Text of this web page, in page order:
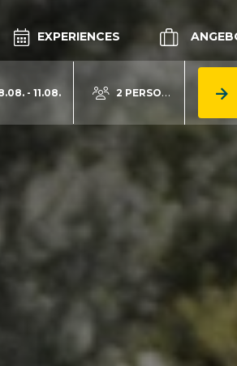
EXPERIENCES
- 11.08. 2 PERSONEN